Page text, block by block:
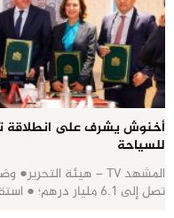
أخنوش يشرف على انطلاقة
للسياحة
تصل إلى 6.1 مليار درهم؛ ● استقطاب 17.5 مليون سائح،…